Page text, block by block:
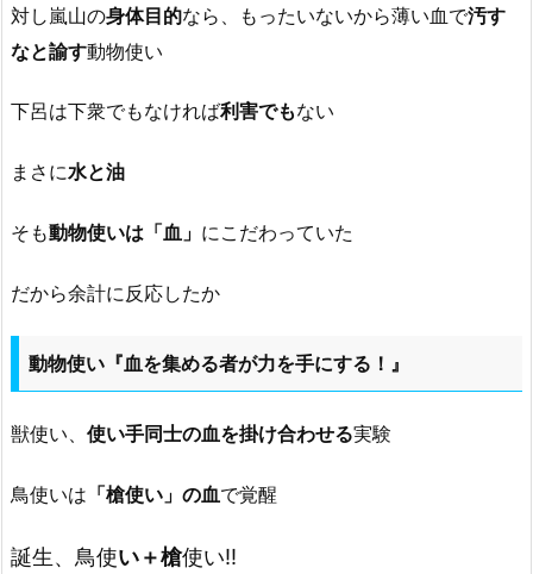
対し嵐山の身体目的なら、もったいないから薄い血で汚す
なと諭す動物使い
下呂は下衆でもなければ利害でもない
まさに水と油
そも動物使いは「血」 にこだわっていた
だから余計に反応したか
動物使い『血を集める者が力を手にする！』
獣使い、 使い手同士の血を掛け合わせる実験
鳥使いは 「槍使い」の血で覚醒
誕生、鳥使い＋槍使い!!